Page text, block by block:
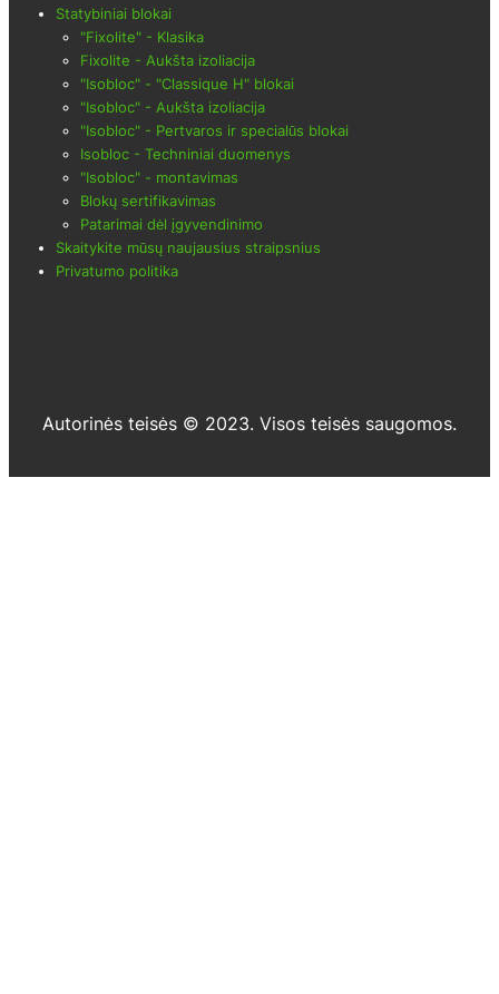
Statybiniai blokai
"Fixolite" - Klasika
Fixolite - Aukšta izoliacija
"Isobloc" - "Classique H" blokai
"Isobloc" - Aukšta izoliacija
"Isobloc" - Pertvaros ir specialūs blokai
Isobloc - Techniniai duomenys
"Isobloc" - montavimas
Blokų sertifikavimas
Patarimai dėl įgyvendinimo
Skaitykite mūsų naujausius straipsnius
Privatumo politika
Autorinės teisės © 2023. Visos teisės saugomos.